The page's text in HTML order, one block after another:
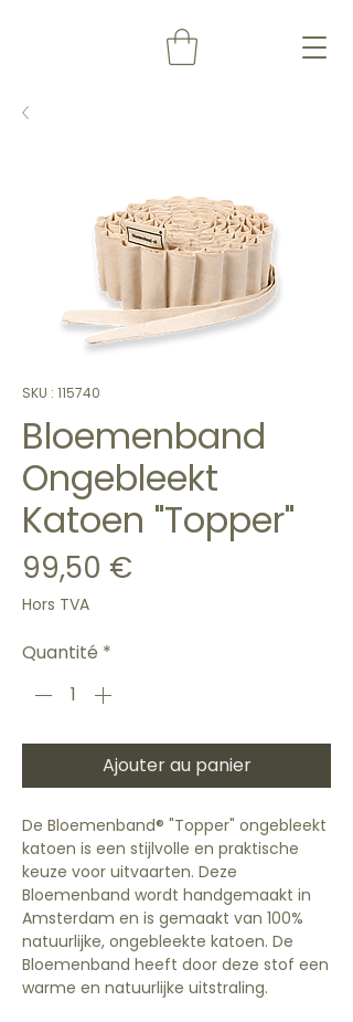
SKU : 115740
Bloemenband
Ongebleekt
Katoen "Topper"
99,50 €
Hors TVA
Quantité *
Ajouter au panier
De Bloemenband® "Topper" ongebleekt
katoen is een stijlvolle en praktische
keuze voor uitvaarten. Deze
Bloemenband wordt handgemaakt in
Amsterdam en is gemaakt van 100%
natuurlijke, ongebleekte katoen. De
Bloemenband heeft door deze stof een
warme en natuurlijke uitstraling.